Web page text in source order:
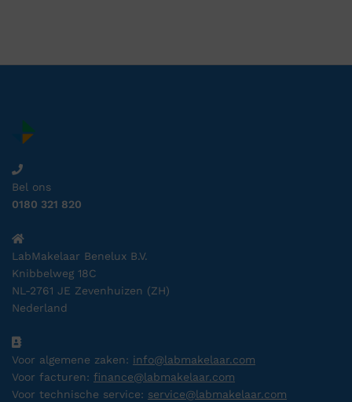
Bel ons
0180 321 820
LabMakelaar Benelux B.V.
Knibbelweg 18C
NL-2761 JE Zevenhuizen (ZH)
Nederland
Voor algemene zaken: info@labmakelaar.com
Voor facturen: finance@labmakelaar.com
Voor technische service: service@labmakelaar.com